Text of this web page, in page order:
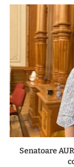
Senatoare